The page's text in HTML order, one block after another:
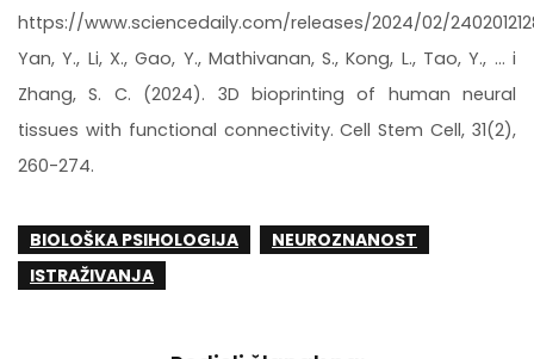
https://www.sciencedaily.com/releases/2024/02/
Yan, Y., Li, X., Gao, Y., Mathivanan, S., Kong, L., Tao, Y., ... i
Zhang, S. C. (2024). 3D bioprinting of human neural
tissues with functional connectivity. Cell Stem Cell, 31(2),
260-274.
BIOLOŠKA PSIHOLOGIJA
NEUROZNANOST
ISTRAŽIVANJA